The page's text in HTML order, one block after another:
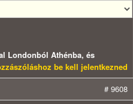
Londonból Athénba, és
be kell jelentkezned
# 9608